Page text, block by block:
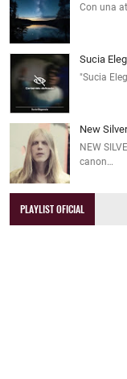
Con una
Sucia
"Sucia
New
NEW
canon…
PLAYLIST OFICIAL